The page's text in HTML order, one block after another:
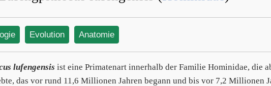
Evolution Anatomie
lufengensis ist eine Primatenart innerhalb der Familie Hominidae, die
das vor rund 11,6 Millionen Jahren begann und bis vor 7,2 Millionen